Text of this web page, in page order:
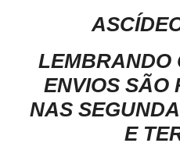
LEMBRANDO
ENVIOS SÃO
NAS
E